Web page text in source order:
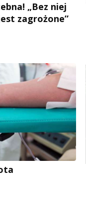
„Bez niej
zagrożone”